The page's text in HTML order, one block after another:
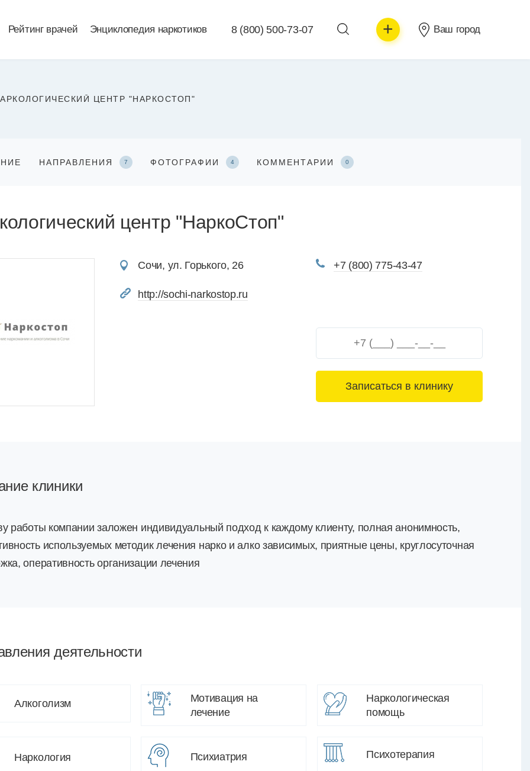
Рейтинг врачей Энциклопедия наркотиков 8 (800) 500-73-07 + Ваш город
ЦЕНТР "НАРКОСТОП"
НАПРАВЛЕНИЯ 7 ФОТОГРАФИИ 4 КОММЕНТАРИИ 0
центр "НаркоСтоп"
Сочи, ул. Горького, 26 +7 (800) 775-43-47
http://sochi-narkostop.ru
3+6=
клиники
работы компании заложен индивидуальный подход к каждому клиенту, полная анонимность,
используемых методик лечения нарко и алко зависимых, приятные цены, круглосуточная
оперативность организации лечения
деятельности
Алкоголизм
Мотивация на
лечение
Наркологическая
помощь
Наркология Психиатрия Психотерапия